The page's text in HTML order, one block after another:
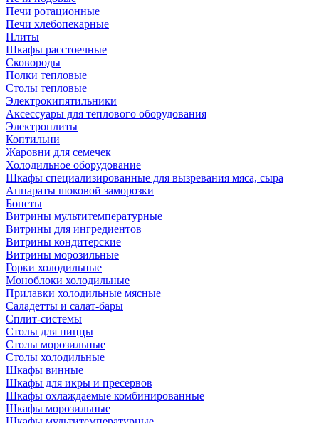
Печи ротационные
Печи хлебопекарные
Плиты
Шкафы расстоечные
Сковороды
Полки тепловые
Столы тепловые
Электрокипятильники
Аксессуары для теплового оборудования
Электроплиты
Коптильни
Жаровни для семечек
Холодильное оборудование
Шкафы специализированные для вызревания мяса, сыра
Аппараты шоковой заморозки
Бонеты
Витрины мультитемпературные
Витрины для ингредиентов
Витрины кондитерские
Витрины морозильные
Горки холодильные
Моноблоки холодильные
Прилавки холодильные мясные
Саладетты и салат-бары
Сплит-системы
Столы для пиццы
Столы морозильные
Столы холодильные
Шкафы винные
Шкафы для икры и пресервов
Шкафы охлаждаемые комбинированные
Шкафы морозильные